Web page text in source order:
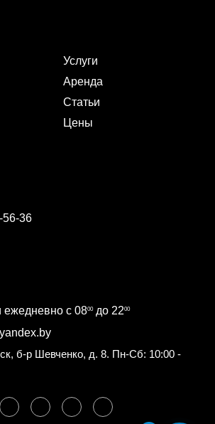
Услуги
Аренда
Статьи
Цены
56-36
ежедневно с 0800до 2200
б-р Шевченко, д. 8. Пн-Сб: 10:00 -